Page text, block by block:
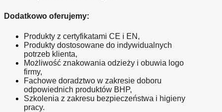
Dodatkowo oferujemy:
Produkty z certyfikatami CE i EN,
Produkty dostosowane do indywidualnych
potrzeb klienta,
Możliwość znakowania odzieży i obuwia logo
firmy,
Fachowe doradztwo w zakresie doboru
odpowiednich produktów BHP,
Szkolenia z zakresu bezpieczeństwa i higieny
pracy.